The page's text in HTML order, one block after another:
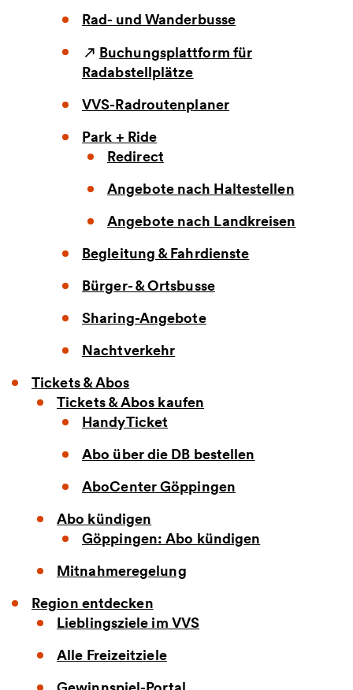
Rad- und Wanderbusse
Buchungsplattform für
Radabstellplätze
VVS-Radroutenplaner
Park + Ride
Redirect
Angebote nach Haltestellen
Angebote nach Landkreisen
Begleitung & Fahrdienste
Bürger- & Ortsbusse
Sharing-Angebote
Nachtverkehr
Tickets & Abos
Tickets & Abos kaufen
HandyTicket
Abo über die DB bestellen
AboCenter Göppingen
Abo kündigen
Göppingen: Abo kündigen
Mitnahmeregelung
Region entdecken
Lieblingsziele im VVS
Alle Freizeitziele